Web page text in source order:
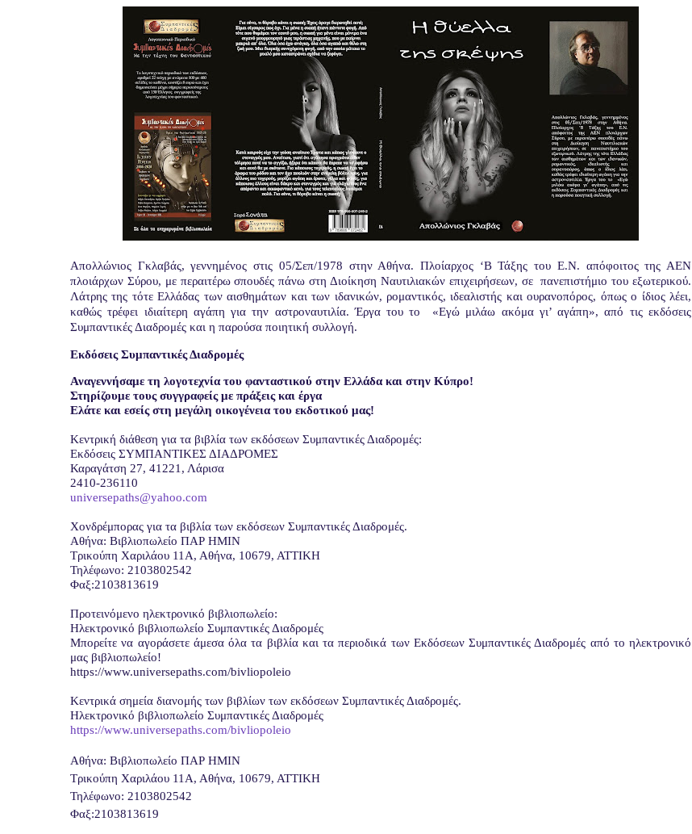
Απολλώνιος Γκλαβάς, γεννημένος στις 05/Σεπ/1978 στην Αθήνα. Πλοίαρχος ‘Β Τάξης του Ε.Ν. απόφοιτος της ΑΕΝ
πλοιάρχων Σύρου, με περαιτέρω σπουδές πάνω στη Διοίκηση Ναυτιλιακών επιχειρήσεων, σε
πανεπιστήμιο του εξωτερικού.
Λάτρης της τότε Ελλάδας των αισθημάτων και των ιδανικών, ρομαντικός, ιδεαλιστής και ουρανοπόρος, όπως ο ίδιος λέει,
καθώς τρέφει ιδιαίτερη αγάπη για την αστροναυτιλία. Έργα του το
«Εγώ μιλάω ακόμα γι’ αγάπη», από τις εκδόσεις
Συμπαντικές Διαδρομές και η παρούσα ποιητική συλλογή.
Εκδόσεις Συμπαντικές Διαδρομές
Αναγεννήσαμε τη λογοτεχνία του φανταστικού στην Ελλάδα και στην Κύπρο!
Στηρίζουμε τους συγγραφείς με πράξεις και έργα
Ελάτε και εσείς στη μεγάλη οικογένεια του εκδοτικού μας!
Κεντρική διάθεση για τα βιβλία των εκδόσεων Συμπαντικές Διαδρομές:
Εκδόσεις ΣΥΜΠΑΝΤΙΚΕΣ ΔΙΑΔΡΟΜΕΣ
Καραγάτση 27, 41221, Λάρισα
2410-236110
universepaths@yahoo.com
Xονδρέμπορας για τα βιβλία των εκδόσεων Συμπαντικές Διαδρομές.
Αθήνα: Βιβλιοπωλείο ΠΑΡ ΗΜΙΝ
Τρικούπη Χαριλάου 11Α, Αθήνα, 10679, ΑΤΤΙΚΗ
Τηλέφωνο: 2103802542
Φαξ:2103813619
Προτεινόμενο ηλεκτρονικό βιβλιοπωλείο:
Ηλεκτρονικό βιβλιοπωλείο Συμπαντικές Διαδρομές
Μπορείτε να αγοράσετε άμεσα όλα τα βιβλία και τα περιοδικά των Εκδόσεων Συμπαντικές Διαδρομές από το ηλεκτρονικό
μας βιβλιοπωλείο!
https://www.universepaths.com/bivliopoleio
Κεντρικά σημεία διανομής των βιβλίων των εκδόσεων Συμπαντικές Διαδρομές.
Ηλεκτρονικό βιβλιοπωλείο Συμπαντικές Διαδρομές
https://www.universepaths.com/bivliopoleio
Αθήνα: Βιβλιοπωλείο ΠΑΡ ΗΜΙΝ
Τρικούπη Χαριλάου 11Α, Αθήνα, 10679, ΑΤΤΙΚΗ
Τηλέφωνο: 2103802542
Φαξ:2103813619